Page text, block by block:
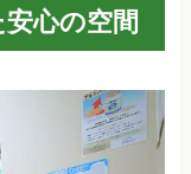
心の空間